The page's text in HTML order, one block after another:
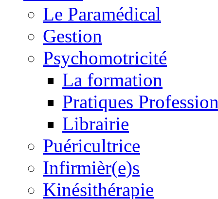
Le Paramédical
Gestion
Psychomotricité
La formation
Pratiques
Librairie
Puéricultrice
Infirmièr(e)s
Kinésithérapie